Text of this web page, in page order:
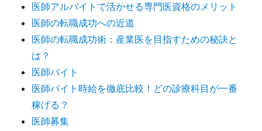
医師アルバイトで活かせる専門医資格のメリット
医師の転職成功への近道
医師の転職成功術：産業医を目指すための秘訣と
は？
医師バイト
医師バイト時給を徹底比較！どの診療科目が一番
稼げる？
医師募集